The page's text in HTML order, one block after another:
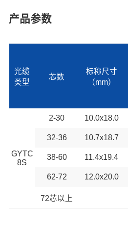
产品参数
光缆
类型
芯数
标称尺寸
（mm）
GYTC
8S
2-30 10.0x18.0
32-36 10.7x18.7
38-60 11.4x19.4
62-72 12.0x20.0
72芯以上